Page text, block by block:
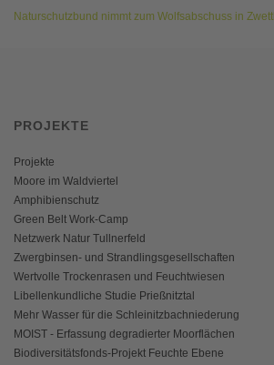
Naturschutzbund nimmt zum Wolfsabschuss in Zwettl
PROJEKTE
Projekte
Moore im Waldviertel
Amphibienschutz
Green Belt Work-Camp
Netzwerk Natur Tullnerfeld
Zwergbinsen- und Strandlingsgesellschaften
Wertvolle Trockenrasen und Feuchtwiesen
Libellenkundliche Studie Prießnitztal
Mehr Wasser für die Schleinitzbachniederung
MOIST - Erfassung degradierter Moorflächen
Biodiversitätsfonds-Projekt Feuchte Ebene